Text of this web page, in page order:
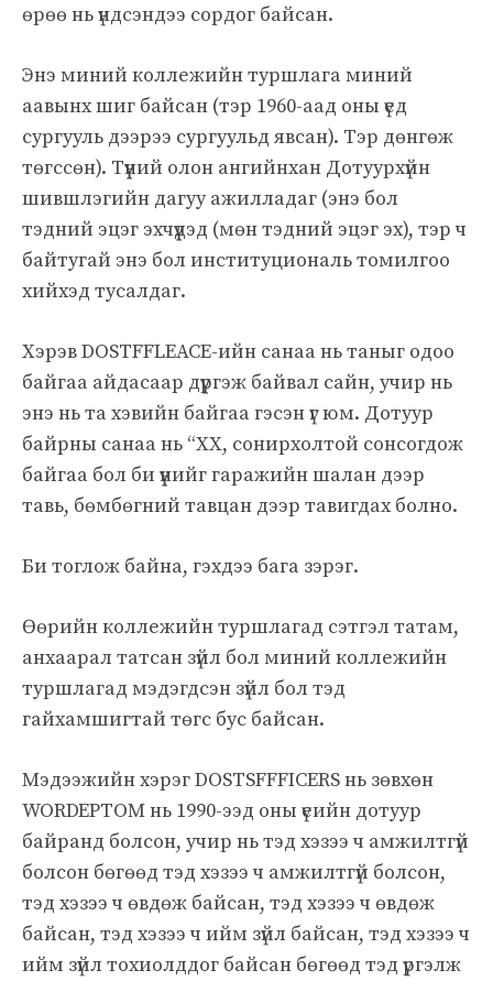
өрөө нь үндсэндээ сордог байсан.
Энэ миний коллежийн туршлага миний
аавынх шиг байсан (тэр 1960-аад оны үед
сургууль дээрээ сургуульд явсан). Тэр дөнгөж
төгссөн). Түүний олон ангийнхан Дотуурхүйн
шившлэгийн дагуу ажилладаг (энэ бол
тэдний эцэг эхчүүдэд (мөн тэдний эцэг эх), тэр ч
байтугай энэ бол институциональ томилгоо
хийхэд тусалдаг.
Хэрэв DOSTFFLEACE-ийн санаа нь таныг одоо
байгаа айдасаар дүүргэж байвал сайн, учир нь
энэ нь та хэвийн байгаа гэсэн үг юм. Дотуур
байрны санаа нь “ХХ, сонирхолтой сонсогдож
байгаа бол би үүнийг гаражийн шалан дээр
тавь, бөмбөгний тавцан дээр тавигдах болно.
Би тоглож байна, гэхдээ бага зэрэг.
Өөрийн коллежийн туршлагад сэтгэл татам,
анхаарал татсан зүйл бол миний коллежийн
туршлагад мэдэгдсэн зүйл бол тэд
гайхамшигтай төгс бус байсан.
Мэдээжийн хэрэг DOSTSFFFICERS нь зөвхөн
WORDEPTOM нь 1990-ээд оны үеийн дотуур
байранд болсон, учир нь тэд хэзээ ч амжилтгүй
болсон бөгөөд тэд хэзээ ч амжилтгүй болсон,
тэд хэзээ ч өвдөж байсан, тэд хэзээ ч өвдөж
байсан, тэд хэзээ ч ийм зүйл байсан, тэд хэзээ ч
ийм зүйл тохиолддог байсан бөгөөд тэд үргэлж